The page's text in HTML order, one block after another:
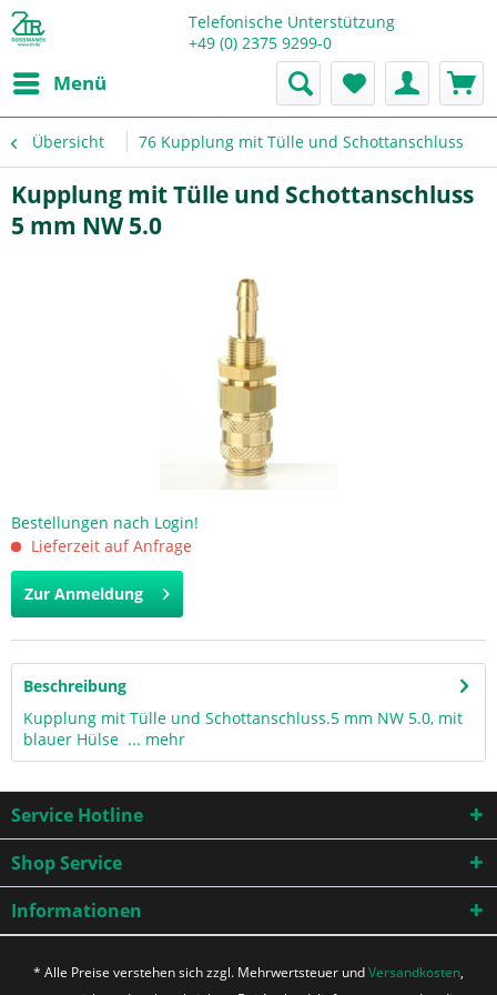
Telefonische Unterstützung
+49 (0) 2375 9299-0
Menü
Übersicht 76 Kupplung mit Tülle und Schottanschluss
Kupplung mit Tülle und Schottanschluss
5 mm NW 5.0
Bestellungen nach Login!
Lieferzeit auf Anfrage
Zur Anmeldung
Beschreibung
Kupplung mit Tülle und Schottanschluss.5 mm NW 5.0, mit
blauer Hülse ... mehr
Service Hotline
Shop Service
Informationen
* Alle Preise verstehen sich zzgl. Mehrwertsteuer undVersandkosten,